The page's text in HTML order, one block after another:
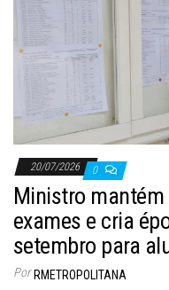
20/07/2026 0
Ministro mantém
exames e cria
setembro para
Por RMETROPOLITANA